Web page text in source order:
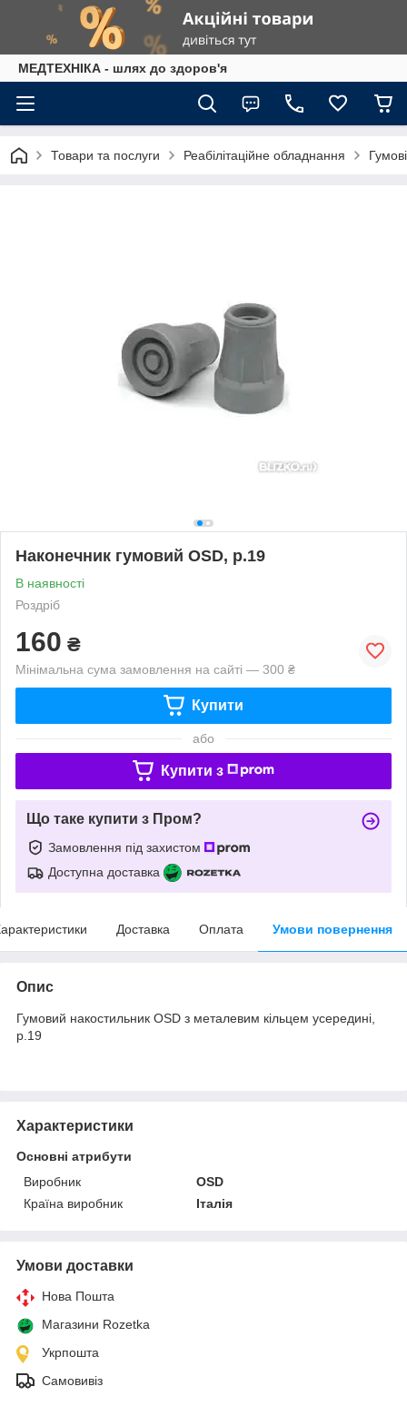
МЕДТЕХНІКА - шлях до здоров'я
Товари та послуги Реабілітаційне обладнання
Наконечник гумовий OSD, р.19
В наявності
Роздріб
160 ₴
Мінімальна сума замовлення на сайті — 300 ₴
Купити
або
Купити з
Що таке купити з Пром?
Замовлення під захистом
Доступна доставка
Доставка Оплата Умови повернення
Опис
Гумовий накостильник OSD з металевим кільцем усередині,
р.19
Характеристики
Основні атрибути
Виробник
ОSD
Країна виробник
Італія
Умови доставки
Нова Пошта
Магазини Rozetka
Укрпошта
Самовивіз